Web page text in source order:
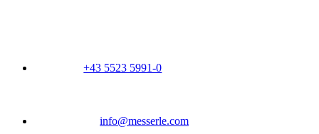
+43 5523 5991-0
info@messerle.com